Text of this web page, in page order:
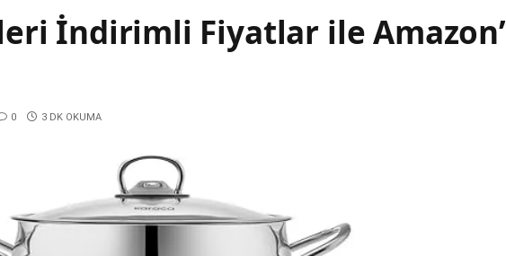
İndirimli Fiyatlar ile Amazon’
0 3 DK OKUMA